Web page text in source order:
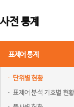
사전 통계
표제어 통계
단위별 현황
표제어 분석 기호별 현황